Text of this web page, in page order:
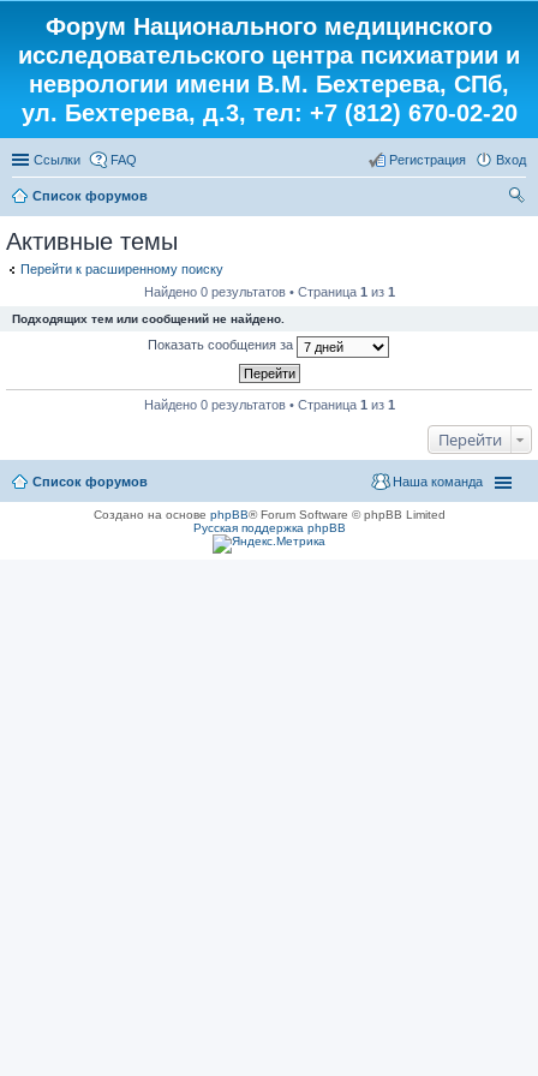
Форум Национального медицинского
исследовательского центра психиатрии и
неврологии имени В.М. Бехтерева, СПб,
ул. Бехтерева, д.3, тел: +7 (812) 670-02-20
Ссылки FAQ Вход
Регистрация
Список форумов
Активные темы
Перейти к расширенному поиску
Найдено 0 результатов • Страница 1 из 1
Подходящих тем или сообщений не найдено.
Показать сообщения за
Найдено 0 результатов • Страница 1 из 1
Перейти
Список форумов Наша команда
Создано на основе phpBB® Forum Software © phpBB Limited
Русская поддержка phpBB